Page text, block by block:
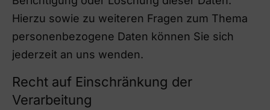
Hierzu sowie zu weiteren Fragen zum Thema
personenbezogene Daten können Sie sich
jederzeit an uns wenden.
Recht auf Einschränkung der
Verarbeitung